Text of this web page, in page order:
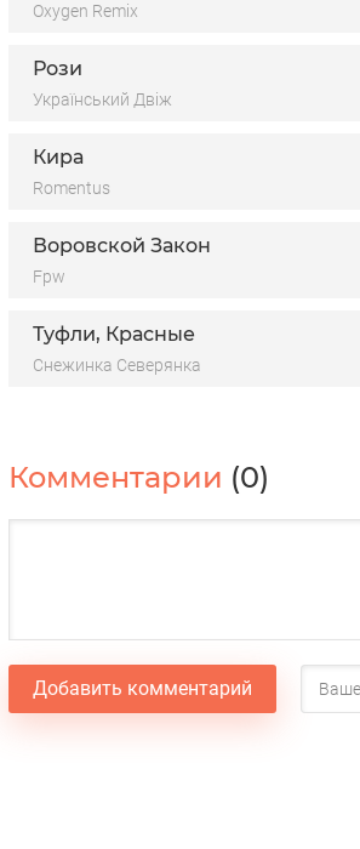
Oxygen Remix
Рози
Український Двіж
Кира
Romentus
Воровской Закон
Fpw
Туфли, Красные
Снежинка Северянка
Комментарии (0)
Добавить комментарий